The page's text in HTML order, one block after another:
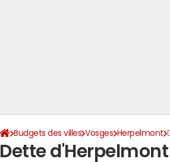
Budgets des villes Vosges Herpelmont
Dette